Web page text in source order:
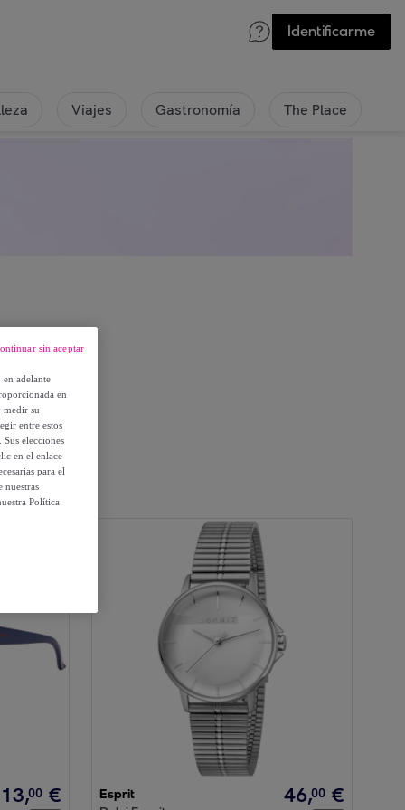
Identificarme
Viajes Gastronomía The Place
13,00 €
Esprit
46,00 €
adelante
en
medir su
entre estos
elecciones
en el enlace
para el
nuestras
Política
sin aceptar